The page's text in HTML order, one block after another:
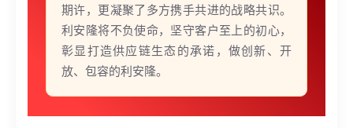
期许，更凝聚了多方携手共进的战略共识。
利安隆将不负使命，坚守客户至上的初心，
彰显打造供应链生态的承诺，做创新、开
放、包容的利安隆。